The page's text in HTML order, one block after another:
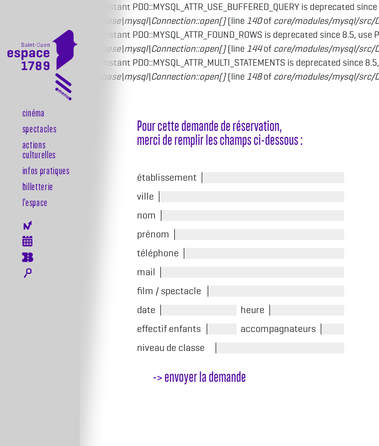
: Constant PDO::MYSQL_ATTR_USE_BUFFERED_QUERY is deprecated
Drupal\mysql\Driver\Database\mysql\Connection::open()(line 140of core/modules/mysql/src/
Deprecated function
: Constant PDO::MYSQL_ATTR_FOUND_ROWS is deprecated since 8.5,
Drupal\mysql\Driver\Database\mysql\Connection::open()(line 144of core/modules/mysql/src/
Deprecated function
: Constant PDO::MYSQL_ATTR_MULTI_STATEMENTS is deprecated since
Drupal\mysql\Driver\Database\mysql\Connection::open()(line 148of core/modules/mysql/src/
Aller au contenu principal
Navigation principale
Cinéma
Spectacles
Actions
culturelles
Infos pratiques
Billetterie
l’espace
Menu icones
Pour cette demande de réservation,
merci de remplir les champs ci-dessous :
établissement
ville
nom
prénom
téléphone
mail
film / spectacle
date
heure
effectif enfants
accompagnateurs
niveau de classe
-> envoyer la demande